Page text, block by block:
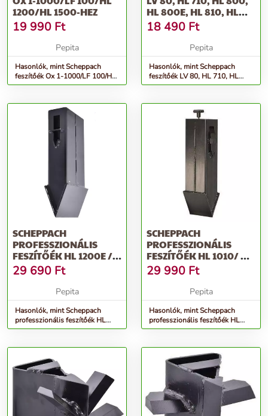
1200/HL 1500-HEZ
19 990 Ft
Pepita
Hasonlók, mint Scheppach
feszítőék Ox 1-1000/LF 100/HL
1200/HL 1500-hez
HL 800E, HL 810, HL
81...
18 490 Ft
Pepita
Hasonlók, mint Scheppach
feszítőék LV 80, HL 710, HL
800, HL 800e, HL 810, HL 81...
SCHEPPACH
PROFESSZIONÁLIS
FESZÍTŐÉK HL 1200E /
HL 1010 / HL 1100...
29 690 Ft
Pepita
Hasonlók, mint Scheppach
professzionális feszítőék HL
1200e / HL 1010 / HL 1100...
SCHEPPACH
PROFESSZIONÁLIS
FESZÍTŐÉK HL 1010/ HL
1100 / HL 1200
29 990 Ft
Pepita
Hasonlók, mint Scheppach
professzionális feszítőék HL
1010/ HL 1100 / HL 1200